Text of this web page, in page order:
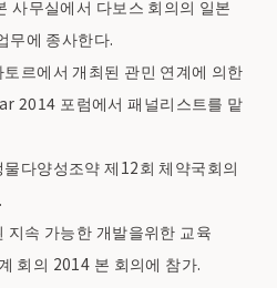
사무실에서 다보스 회의의 일본
무에 종사한다.
르에서 개최된 관민 연계에 의한
포럼에서 패널리스트를 맡
다양성조약 제12회 체약국회의
지속 가능한 개발을위한 교육
회의 2014 본 회의에 참가.